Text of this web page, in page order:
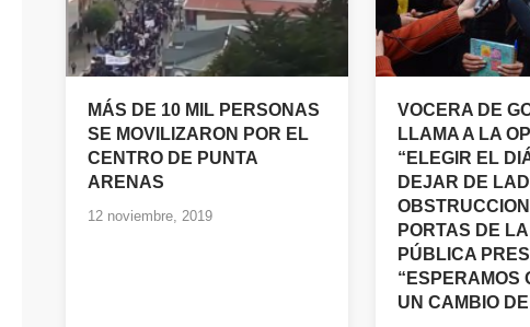
MÁS DE 10 MIL PERSONAS
SE MOVILIZARON POR EL
CENTRO DE PUNTA
ARENAS
12 noviembre, 2019
VOCERA DE
LLAMA A LA
“ELEGIR EL
DEJAR DE
PORTAS DE
PÚBLICA
“ESPERAMOS
UN CAMBIO